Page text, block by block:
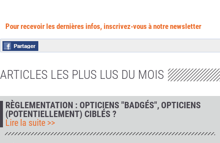
Pour recevoir les dernières infos, inscrivez-vous à notre newsletter
ARTICLES LES PLUS LUS DU MOIS
RÈGLEMENTATION : OPTICIENS "BADGÉS", OPTICIENS
(POTENTIELLEMENT) CIBLÉS ?
Lire la suite >>